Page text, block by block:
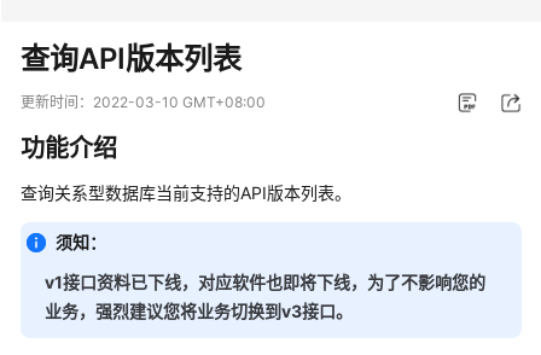
产
介
绍
计
说
明
查询API版本列表
更新时间： 2022-03-10 GMT+08:00
功能介绍
查询关系型数据库当前支持的API版本列表。
须知：
v1接口资料已下线，对应软件也即将下线，为了不影响您的
业务，强烈建议您将业务切换到v3接口。